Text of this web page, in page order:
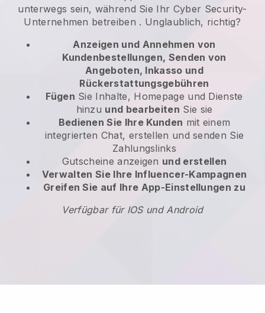
unterwegs sein, während Sie Ihr Cyber Security-
Unternehmen betreiben . Unglaublich, richtig?
Anzeigen und Annehmen von
Kundenbestellungen, Senden von
Angeboten, Inkasso und
Rückerstattungsgebühren
Fügen Sie Inhalte, Homepage und Dienste
hinzu und bearbeiten Sie sie
Bedienen Sie Ihre Kunden mit einem
integrierten Chat, erstellen und senden Sie
Zahlungslinks
Gutscheine anzeigen und erstellen
Verwalten Sie Ihre Influencer-Kampagnen
Greifen Sie auf Ihre App-Einstellungen zu
Verfügbar für IOS und Android